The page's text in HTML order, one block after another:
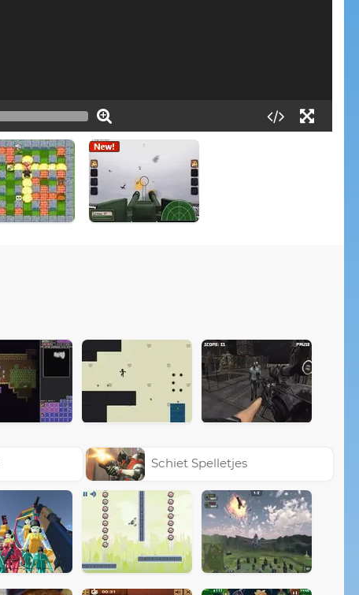
Schiet Spelletjes